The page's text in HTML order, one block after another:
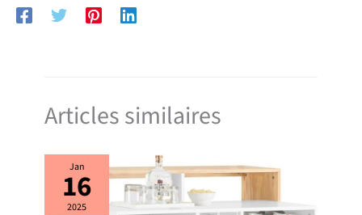
même sur une pente Les instructions de montage détaillées sont
fournies et vous pouvez facilement installer le desserte en 15 minutes
Articles similaires
Jan
16
2025